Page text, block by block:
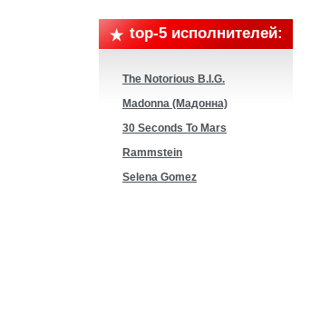
top-5 исполнителей:
The Notorious B.I.G.
Madonna (Мадонна)
30 Seconds To Mars
Rammstein
Selena Gomez